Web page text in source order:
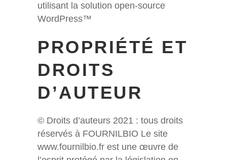
utilisant la solution open-source
WordPress™
PROPRIÉTÉ ET
DROITS
D’AUTEUR
© Droits d’auteurs 2021 : tous droits
réservés à FOURNILBIO Le site
www.fournilbio.fr est une œuvre de